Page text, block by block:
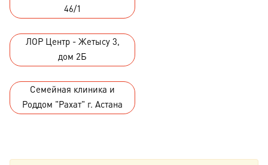
46/1
ЛОР Центр - Жетысу 3,
дом 2Б
Семейная клиника и
Роддом "Рахат" г. Астана